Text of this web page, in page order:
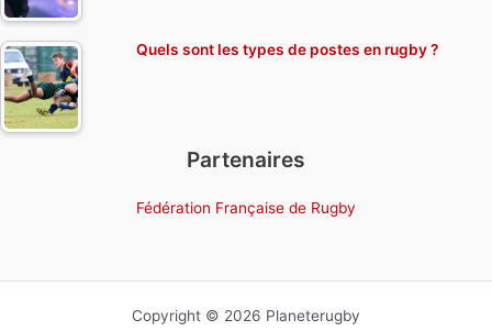
Quels sont les types de postes en rugby ?
Partenaires
Fédération Française de Rugby
Copyright © 2026 Planeterugby